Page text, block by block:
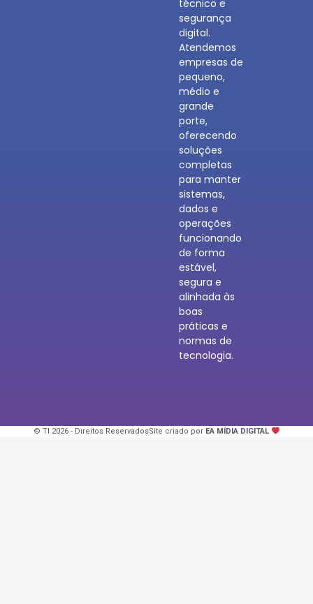
técnico e
segurança
digital.
Atendemos
empresas de
pequeno,
médio e
grande
porte,
oferecendo
soluções
completas
para manter
sistemas,
dados e
operações
funcionando
de forma
estável,
segura e
alinhada às
boas
práticas e
normas de
tecnologia.
© TI 2026 - Direitos ReservadosSite criado por EA MÍDIA DIGITAL